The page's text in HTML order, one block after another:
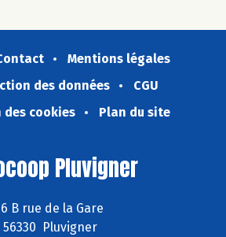
Mentions légales
des données
CGU
des cookies
Plan du site
Pluvigner
B rue de la Gare
56330 Pluvigner